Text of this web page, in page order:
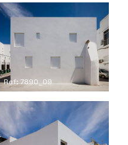
Ref: 7890_09